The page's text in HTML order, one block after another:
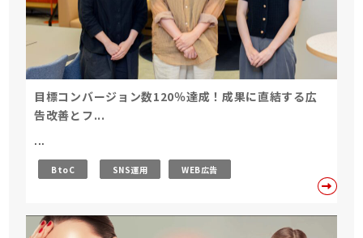
目標コンバージョン数120％達成！成果に直結する広
告改善とフ...
...
BtoC SNS運用 WEB広告